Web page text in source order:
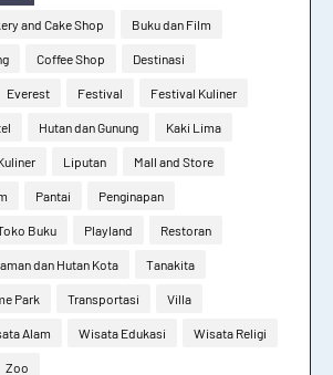
and Cake Shop Buku dan Film
Coffee Shop Destinasi
Everest Festival Festival Kuliner
Hutan dan Gunung Kaki Lima
Liputan Mall and Store
Pantai Penginapan
Buku Playland Restoran
dan Hutan Kota Tanakita
Park Transportasi Villa
Alam Wisata Edukasi Wisata Religi
Zoo